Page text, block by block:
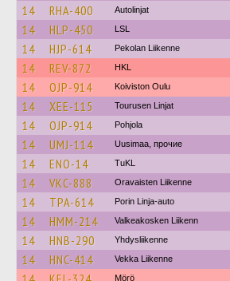
14 RHA-400 Autolinjat
14 HLP-450 LSL
14 HJP-614 Pekolan Liikenne
14 REV-872 HKL
14 OJP-914 Koiviston Oulu
14 XEE-115 Tourusen Linjat
14 OJP-914 Pohjola
14 UMJ-114 Uusimaa, прочие
14 ENO-14 TuKL
14 VKC-888 Oravaisten Liikenne
14 TPA-614 Porin Linja-auto
14 HMM-214 Valkeakosken Liikenn
14 HNB-290 Yhdysliikenne
14 HNC-414 Vekka Liikenne
Mörö